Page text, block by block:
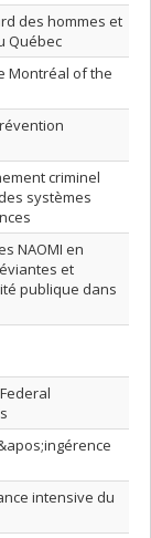
des hommes et
Québec
Montréal of the
criminel
systèmes
NAOMI en
et
publique dans
intensive du